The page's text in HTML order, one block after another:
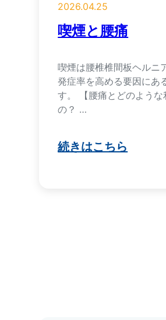
2026.04.25
喫煙と腰痛
喫煙は腰椎椎間板ヘルニ
発症率を高める要因にあ
す。⁡ 【腰痛とどのような
の？ …
続きはこちら